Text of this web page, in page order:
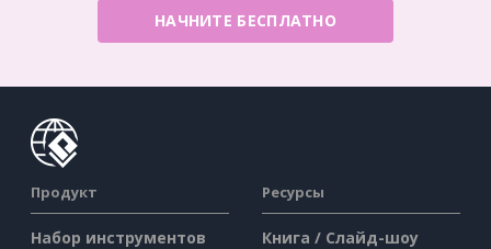
НАЧНИТЕ БЕСПЛАТНО
Продукт
Набор инструментов
Ресурсы
Книга / Слайд-шоу